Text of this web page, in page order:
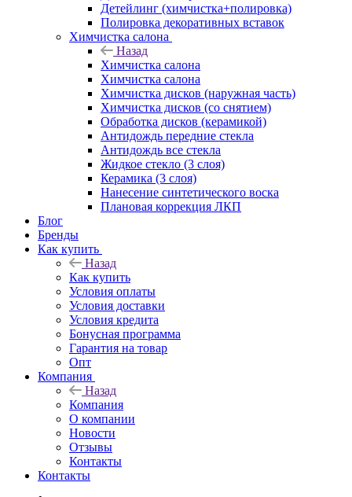
Детейлинг (химчистка+полировка)
Полировка декоративных вставок
Химчистка салона
Назад
Химчистка салона
Химчистка салона
Химчистка дисков (наружная часть)
Химчистка дисков (со снятием)
Обработка дисков (керамикой)
Антидождь передние стекла
Антидождь все стекла
Жидкое стекло (3 слоя)
Керамика (3 слоя)
Нанесение синтетического воска
Плановая коррекция ЛКП
Блог
Бренды
Как купить
Назад
Как купить
Условия оплаты
Условия доставки
Условия кредита
Бонусная программа
Гарантия на товар
Опт
Компания
Назад
Компания
О компании
Новости
Отзывы
Контакты
Контакты